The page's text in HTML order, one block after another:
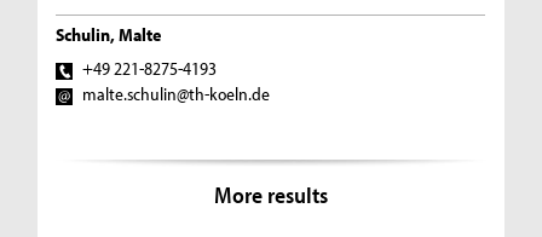
Schulin, Malte
+49 221-8275-4193
malte.schulin@th-koeln.de
More results